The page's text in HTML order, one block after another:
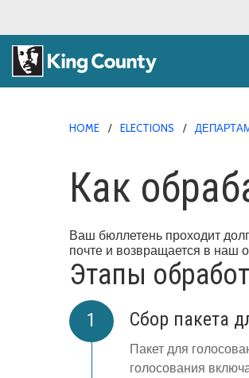
HOME ELECTIONS
Как
Ваш бюллетень проходит
почте и возвращается в наш
Этапы
Сбор пакета
Пакет для
голосования